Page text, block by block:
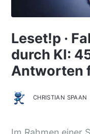
Leset!p ·
durch KI:
Antworten
CHRISTIAN SPAAN